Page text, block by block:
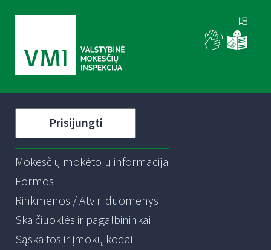
Prisijungti
Mokesčių mokėtojų informacija
Formos
Rinkmenos / Atviri duomenys
Skaičiuoklės ir pagalbininkai
Sąskaitos ir įmokų kodai